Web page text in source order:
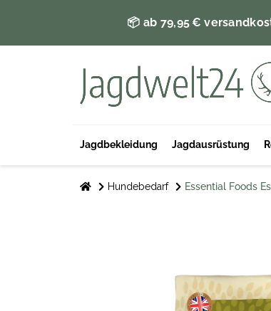
📦 ab 79,95 €
Jagdbekleidung Jagdausrüstung
Hundebedarf Essential Foods